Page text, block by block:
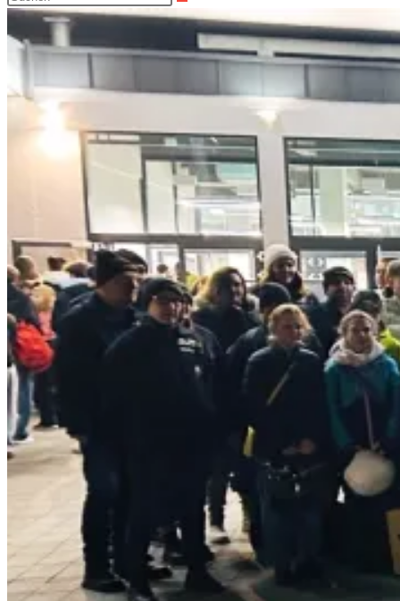
Website
durchsuchen